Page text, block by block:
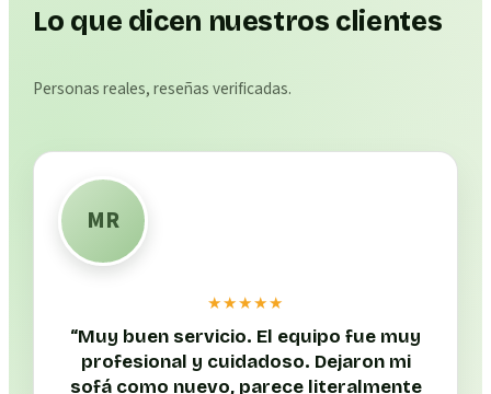
Lo que dicen nuestros clientes
Personas reales, reseñas verificadas.
MR
★★★★★
“Muy buen servicio. El equipo fue muy
profesional y cuidadoso. Dejaron mi
sofá como nuevo, parece literalmente